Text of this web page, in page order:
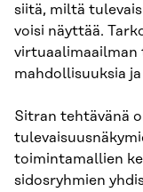
siitä, miltä
voisi näyttää.
virtuaalimaailman
mahdollisuuksia
Sitran tehtävänä
toimintamallien
sidosryhmien